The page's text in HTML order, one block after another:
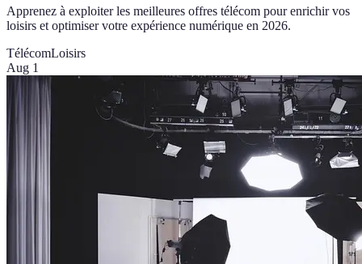
Apprenez à exploiter les meilleures offres télécom pour enrichir vos
loisirs et optimiser votre expérience numérique en 2026.
TélécomLoisirs
Aug 1